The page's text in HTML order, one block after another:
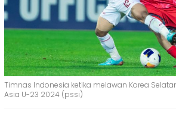
Timnas Indonesia ketika melawan Korea
Asia U-23 2024 (pssi)